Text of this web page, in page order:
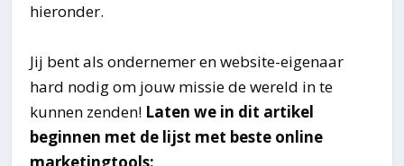
hieronder.
Jij bent als ondernemer en website-eigenaar
hard nodig om jouw missie de wereld in te
kunnen zenden! Laten we in dit artikel
beginnen met de lijst met beste online
marketingtools: